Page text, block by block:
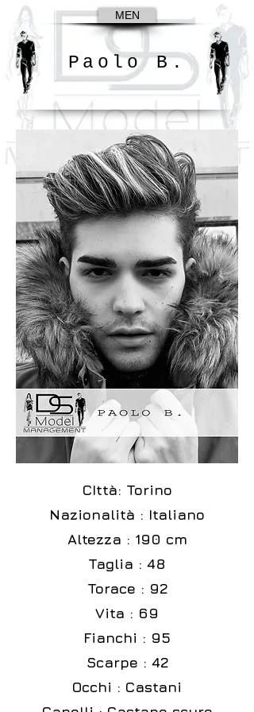
CIttà: Torino
Nazionalità : Italiano
Altezza : 190 cm
Taglia : 48
Torace : 92
Vita : 69
Fianchi : 95
Scarpe : 42
Occhi : Castani
Paolo B.
MEN